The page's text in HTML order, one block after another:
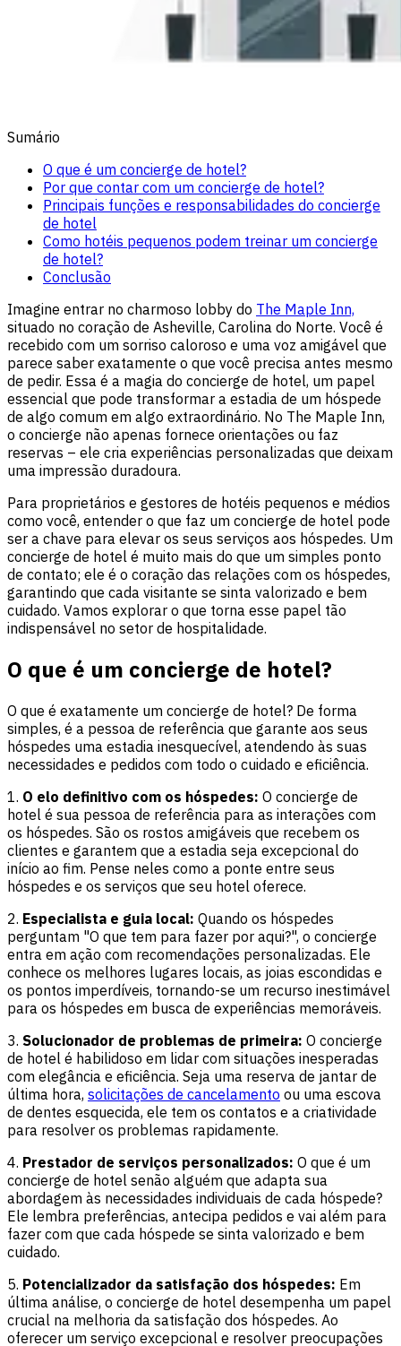
Sumário
O que é um concierge de hotel?
Por que contar com um concierge de hotel?
Principais funções e responsabilidades do concierge
de hotel
Como hotéis pequenos podem treinar um concierge
de hotel?
Conclusão
Imagine entrar no charmoso lobby do The Maple Inn,
situado no coração de Asheville, Carolina do Norte. Você é
recebido com um sorriso caloroso e uma voz amigável que
parece saber exatamente o que você precisa antes mesmo
de pedir. Essa é a magia do concierge de hotel, um papel
essencial que pode transformar a estadia de um hóspede
de algo comum em algo extraordinário. No The Maple Inn,
o concierge não apenas fornece orientações ou faz
reservas – ele cria experiências personalizadas que deixam
uma impressão duradoura.
Para proprietários e gestores de hotéis pequenos e médios
como você, entender o que faz um concierge de hotel pode
ser a chave para elevar os seus serviços aos hóspedes. Um
concierge de hotel é muito mais do que um simples ponto
de contato; ele é o coração das relações com os hóspedes,
garantindo que cada visitante se sinta valorizado e bem
cuidado. Vamos explorar o que torna esse papel tão
indispensável no setor de hospitalidade.
O que é um concierge de hotel?
O que é exatamente um concierge de hotel? De forma
simples, é a pessoa de referência que garante aos seus
hóspedes uma estadia inesquecível, atendendo às suas
necessidades e pedidos com todo o cuidado e eficiência.
1. O elo definitivo com os hóspedes: O concierge de
hotel é sua pessoa de referência para as interações com
os hóspedes. São os rostos amigáveis que recebem os
clientes e garantem que a estadia seja excepcional do
início ao fim. Pense neles como a ponte entre seus
hóspedes e os serviços que seu hotel oferece.
2. Especialista e guia local: Quando os hóspedes
perguntam "O que tem para fazer por aqui?", o concierge
entra em ação com recomendações personalizadas. Ele
conhece os melhores lugares locais, as joias escondidas e
os pontos imperdíveis, tornando-se um recurso inestimável
para os hóspedes em busca de experiências memoráveis.
3. Solucionador de problemas de primeira: O concierge
de hotel é habilidoso em lidar com situações inesperadas
com elegância e eficiência. Seja uma reserva de jantar de
última hora, solicitações de cancelamento ou uma escova
de dentes esquecida, ele tem os contatos e a criatividade
para resolver os problemas rapidamente.
4. Prestador de serviços personalizados: O que é um
concierge de hotel senão alguém que adapta sua
abordagem às necessidades individuais de cada hóspede?
Ele lembra preferências, antecipa pedidos e vai além para
fazer com que cada hóspede se sinta valorizado e bem
cuidado.
5. Potencializador da satisfação dos hóspedes: Em
última análise, o concierge de hotel desempenha um papel
crucial na melhoria da satisfação dos hóspedes. Ao
oferecer um serviço excepcional e resolver preocupações